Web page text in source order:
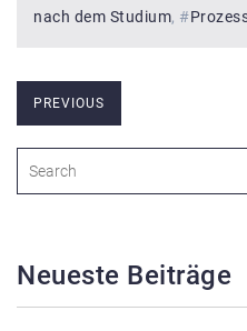
nach dem Studium #
PREVIOUS
Neueste Beiträge